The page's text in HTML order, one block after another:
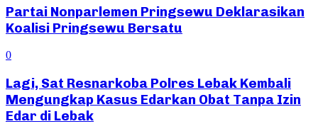
Partai Nonparlemen Pringsewu Deklarasikan
Koalisi Pringsewu Bersatu
0
Lagi, Sat Resnarkoba Polres Lebak Kembali
Mengungkap Kasus Edarkan Obat Tanpa Izin
Edar di Lebak